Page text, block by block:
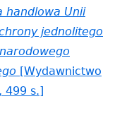
handlowa Unii
jednolitego
[Wydawnictwo
499 s.]